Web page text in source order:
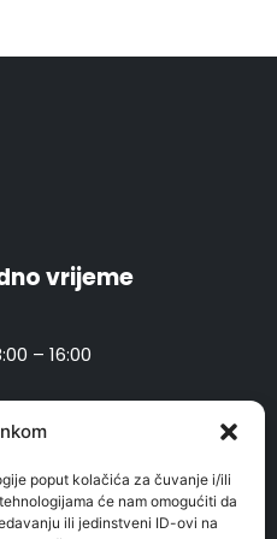
poput kolačića za čuvanje i/ili
će nam omogućiti da
ili jedinstveni ID-ovi na
vrijeme
– 16:00